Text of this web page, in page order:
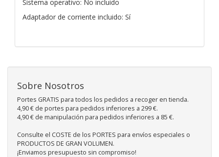
Sistema operativo: No incluido
Adaptador de corriente incluido: Sí
Sobre Nosotros
Portes GRATIS para todos los pedidos a recoger en tienda.
4,90 € de portes para pedidos inferiores a 299 €.
4,90 € de manipulación para pedidos inferiores a 85 €.
Consulte el COSTE de los PORTES para envíos especiales o
PRODUCTOS DE GRAN VOLUMEN.
¡Enviamos presupuesto sin compromiso!